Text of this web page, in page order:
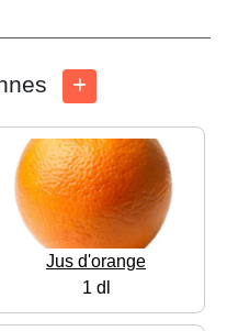
Jus d'orange
1 dl